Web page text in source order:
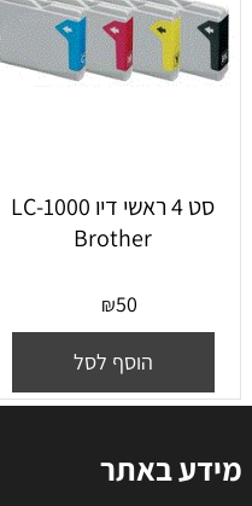
סט 4 ראשי דיו LC-1000
Brother
₪50
הוסף לסל
מידע באתר